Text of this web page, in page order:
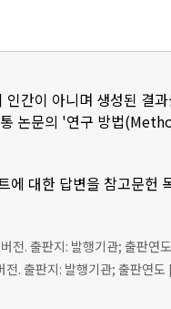
간이 아니며 생성된 결
논문의 '연구 방법
에 대한 답변을 참고문
전. 출판지: 발행기관; 출판
. 출판지: 발행기관; 출판연